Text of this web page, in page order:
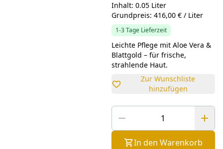
Inhalt: 0.05 Liter
Grundpreis: 416,00 € / Liter
1-3 Tage Lieferzeit
Leichte Pflege mit Aloe Vera &
Blattgold – für frische,
strahlende Haut.
Zur Wunschliste
hinzufügen
In den Warenkorb